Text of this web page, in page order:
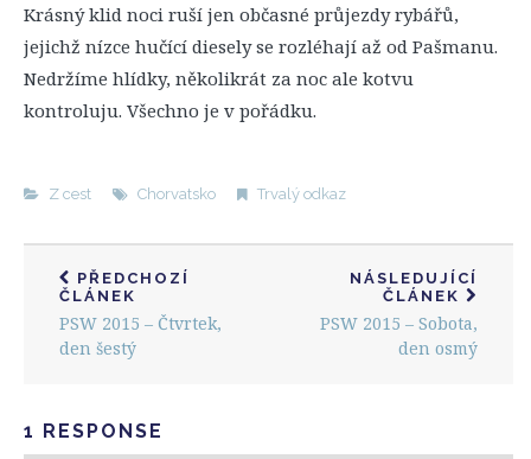
Krásný klid noci ruší jen občasné průjezdy rybářů,
jejichž nízce hučící diesely se rozléhají až od Pašmanu.
Nedržíme hlídky, několikrát za noc ale kotvu
kontroluju. Všechno je v pořádku.
Z cest Chorvatsko Trvalý odkaz
PŘEDCHOZÍ
ČLÁNEK
PSW 2015 – Čtvrtek,
den šestý
NÁSLEDUJÍCÍ
ČLÁNEK
PSW 2015 – Sobota,
den osmý
1 RESPONSE